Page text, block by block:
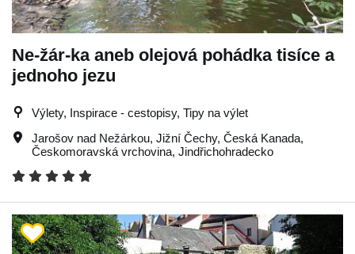
Ne-žár-ka aneb olejová pohádka tisíce a
jednoho jezu
Výlety, Inspirace - cestopisy, Tipy na výlet
Jarošov nad Nežárkou, Jižní Čechy, Česká Kanada,
Českomoravská vrchovina, Jindřichohradecko